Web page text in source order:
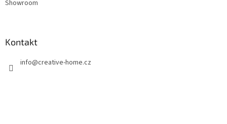
Showroom
Kontakt
info@creative-home.cz